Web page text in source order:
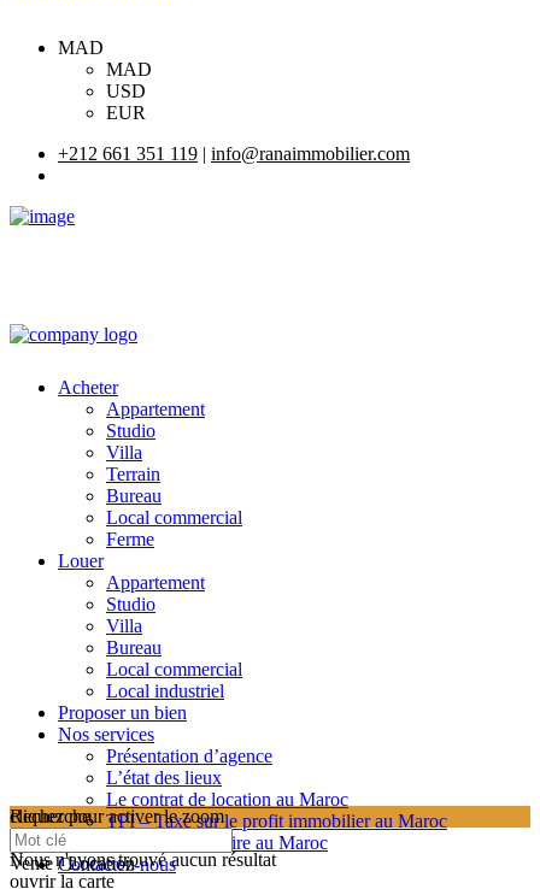
MAD
MAD
USD
EUR
+212 661 351 119 | info@ranaimmobilier.com
Acheter
Appartement
Studio
Villa
Terrain
Bureau
Local commercial
Ferme
Louer
Appartement
Studio
Villa
Bureau
Local commercial
Local industriel
Proposer un bien
Nos services
Présentation d’agence
L’état des lieux
Le contrat de location au Maroc
TPI – Taxe sur le profit immobilier au Maroc
Les frais de notaire au Maroc
Contactez-nous
cliquez pour activer le zoom
searching...
Nous n'avons trouvé aucun résultat
ouvrir la carte
Recherche
Vente / Location